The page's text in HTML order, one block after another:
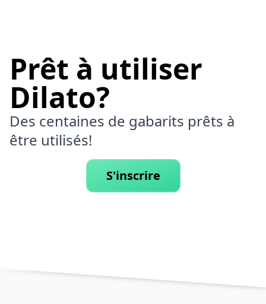
Prêt à utiliser
Dilato?
Des centaines de gabarits prêts à
être utilisés!
S'inscrire